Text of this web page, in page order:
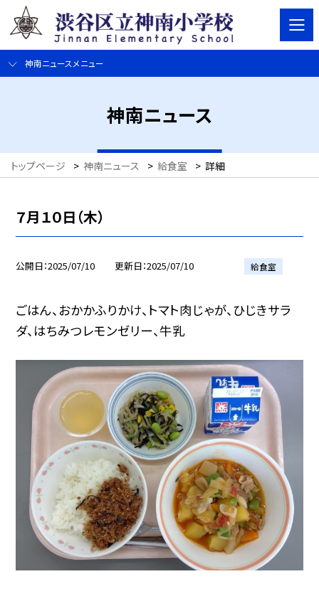
神南ニュースメニュー
神南ニュース
トップページ > 神南ニュース > 給食室 > 詳細
７月１０日（木）
公開日 2025/07/10 更新日 2025/07/10 給食室
ごはん、おかかふりかけ、トマト肉じゃが、ひじきサラ
ダ、はちみつレモンゼリー、牛乳